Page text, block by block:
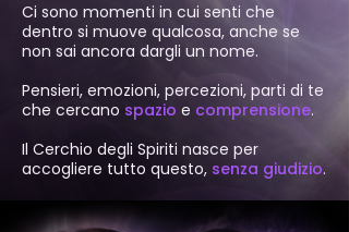
Ci sono momenti in cui senti che
dentro si muove qualcosa, anche se
non sai ancora dargli un nome.
Pensieri, emozioni, percezioni, parti di te
che cercano spazio e comprensione.
Il Cerchio degli Spiriti nasce per
accogliere tutto questo, senza giudizio.